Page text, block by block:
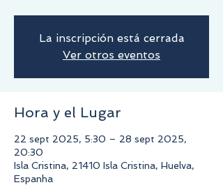
La inscripción está cerrada
Ver otros eventos
Hora y el Lugar
22 sept 2025, 5:30 – 28 sept 2025,
20:30
Isla Cristina, 21410 Isla Cristina, Huelva,
Espanha